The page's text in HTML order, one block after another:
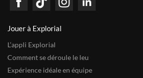
Jouer à Explorial
L’appli Explorial
Comment se déroule le leu
Expérience idéale en équipe